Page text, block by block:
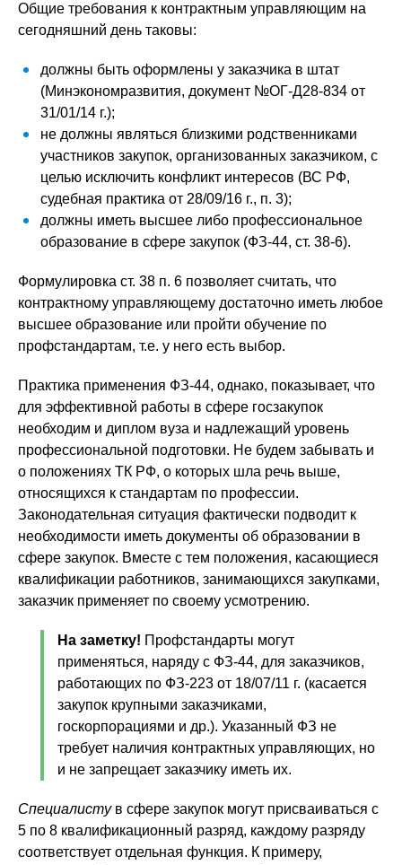
Общие требования к контрактным управляющим на
сегодняшний день таковы:
должны быть оформлены у заказчика в штат
(Минэкономразвития, документ №ОГ-Д28-834 от
31/01/14 г.);
не должны являться близкими родственниками
участников закупок, организованных заказчиком, с
целью исключить конфликт интересов (ВС РФ,
судебная практика от 28/09/16 г., п. 3);
должны иметь высшее либо профессиональное
образование в сфере закупок (ФЗ-44, ст. 38-6).
Формулировка ст. 38 п. 6 позволяет считать, что
контрактному управляющему достаточно иметь любое
высшее образование или пройти обучение по
профстандартам, т.е. у него есть выбор.
Практика применения ФЗ-44, однако, показывает, что
для эффективной работы в сфере госзакупок
необходим и диплом вуза и надлежащий уровень
профессиональной подготовки. Не будем забывать и
о положениях ТК РФ, о которых шла речь выше,
относящихся к стандартам по профессии.
Законодательная ситуация фактически подводит к
необходимости иметь документы об образовании в
сфере закупок. Вместе с тем положения, касающиеся
квалификации работников, занимающихся закупками,
заказчик применяет по своему усмотрению.
На заметку! Профстандарты могут
применяться, наряду с ФЗ-44, для заказчиков,
работающих по ФЗ-223 от 18/07/11 г. (касается
закупок крупными заказчиками,
госкорпорациями и др.). Указанный ФЗ не
требует наличия контрактных управляющих, но
и не запрещает заказчику иметь их.
Специалистув сфере закупок могут присваиваться с
5 по 8 квалификационный разряд, каждому разряду
соответствует отдельная функция. К примеру,